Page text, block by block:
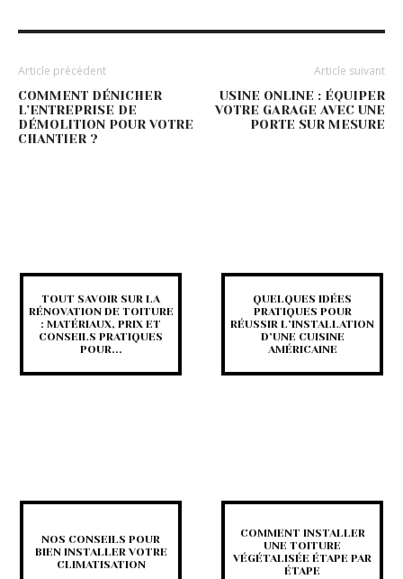
Article précédent
COMMENT DÉNICHER
L’ENTREPRISE DE
DÉMOLITION POUR VOTRE
CHANTIER ?
Article suivant
USINE ONLINE : ÉQUIPER
VOTRE GARAGE AVEC UNE
PORTE SUR MESURE
TOUT SAVOIR SUR LA
RÉNOVATION DE TOITURE
: MATÉRIAUX, PRIX ET
CONSEILS PRATIQUES
POUR...
QUELQUES IDÉES
PRATIQUES POUR
RÉUSSIR L’INSTALLATION
D’UNE CUISINE
AMÉRICAINE
NOS CONSEILS POUR
BIEN INSTALLER VOTRE
CLIMATISATION
COMMENT INSTALLER
UNE TOITURE
VÉGÉTALISÉE ÉTAPE PAR
ÉTAPE